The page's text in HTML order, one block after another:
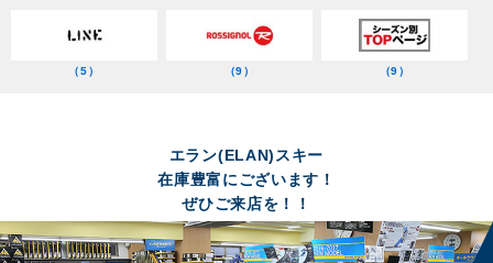
（5） （9） （9）
エラン(ELAN)スキー
在庫豊富にございます！
ぜひご来店を！！